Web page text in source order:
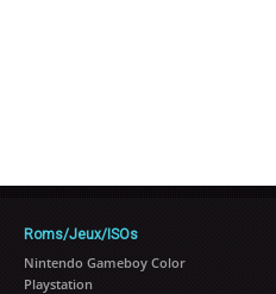
Roms/Jeux/ISOs
Nintendo Gameboy Color
Playstation